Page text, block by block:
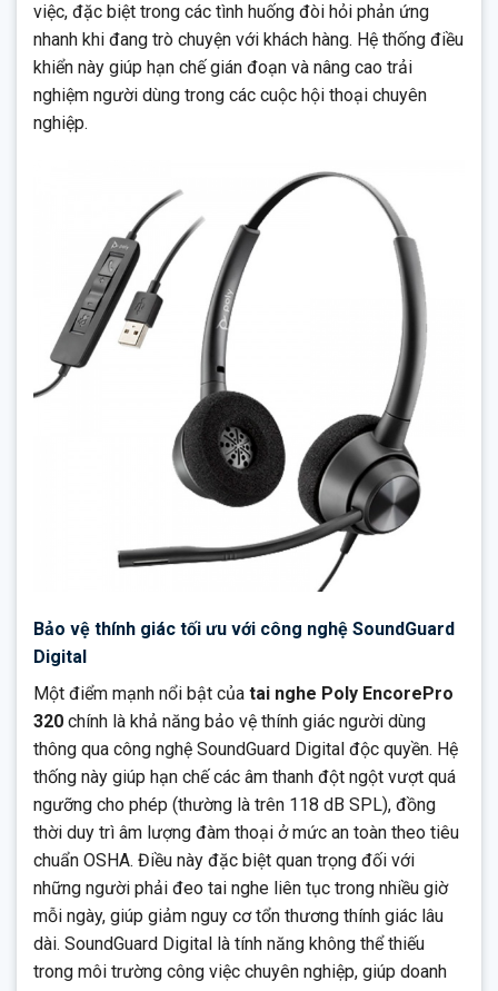
việc, đặc biệt trong các tình huống đòi hỏi phản ứng
nhanh khi đang trò chuyện với khách hàng. Hệ thống điều
khiển này giúp hạn chế gián đoạn và nâng cao trải
nghiệm người dùng trong các cuộc hội thoại chuyên
nghiệp.
Bảo vệ thính giác tối ưu với công nghệ SoundGuard
Digital
Một điểm mạnh nổi bật của tai nghe Poly EncorePro
320 chính là khả năng bảo vệ thính giác người dùng
thông qua công nghệ SoundGuard Digital độc quyền. Hệ
thống này giúp hạn chế các âm thanh đột ngột vượt quá
ngưỡng cho phép (thường là trên 118 dB SPL), đồng
thời duy trì âm lượng đàm thoại ở mức an toàn theo tiêu
chuẩn OSHA. Điều này đặc biệt quan trọng đối với
những người phải đeo tai nghe liên tục trong nhiều giờ
mỗi ngày, giúp giảm nguy cơ tổn thương thính giác lâu
dài. SoundGuard Digital là tính năng không thể thiếu
trong môi trường công việc chuyên nghiệp, giúp doanh